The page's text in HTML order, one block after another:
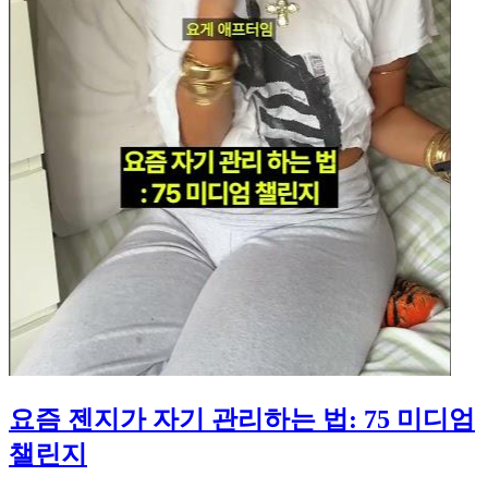
요즘 젠지가 자기 관리하는 법: 75 미디엄
챌린지